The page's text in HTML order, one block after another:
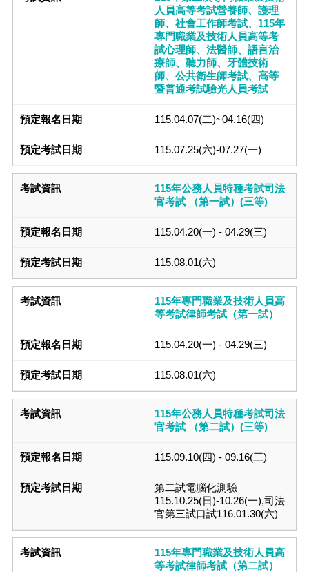
人員高等考試營養師、護理
師、社會工作師考試、115年
專門職業及技術人員高等考
試心理師、法醫師、語言治
療師、聽力師、牙體技術
師、公共衛生師考試、高等
暨普通考試驗光人員考試
115.04.07(二)~04.16(四)
115.07.25(六)-07.27(一)
115年公務人員特種考試司法
官考試 （第一試）(三等)
115.04.20(一) - 04.29(三)
115.08.01(六)
115年專門職業及技術人員高
等考試律師考試（第一試）
115.04.20(一) - 04.29(三)
115.08.01(六)
115年公務人員特種考試司法
官考試 （第二試）(三等)
115.09.10(四) - 09.16(三)
第二試電腦化測驗
115.10.25(日)-10.26(一),司法
官第三試口試116.01.30(六)
115年專門職業及技術人員高
等考試律師考試（第二試）